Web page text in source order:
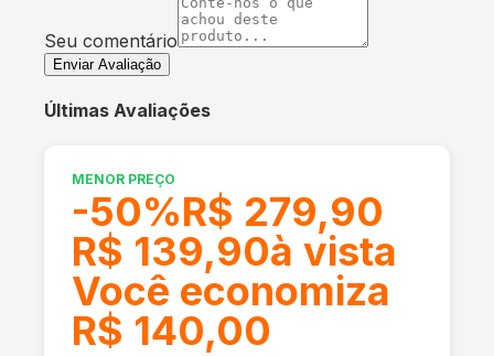
Seu comentário
Enviar Avaliação
Últimas Avaliações
MENOR PREÇO
-50%R$ 279,90
R$ 139,90à vista
Você economiza
R$ 140,00